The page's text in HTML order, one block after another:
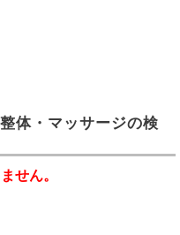
体・マッサージの検
せん。